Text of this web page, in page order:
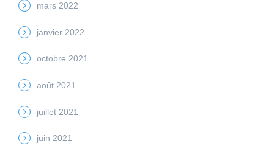
mars 2022
janvier 2022
octobre 2021
août 2021
juillet 2021
juin 2021